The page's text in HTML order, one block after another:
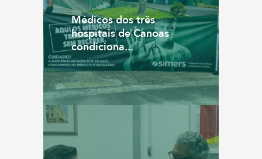
Médicos dos três
hospitais de Canoas
condiciona...